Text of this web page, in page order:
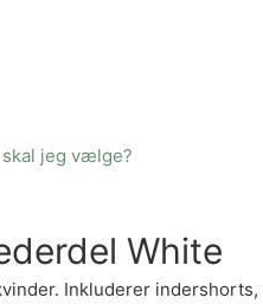
jeg vælge?
White
Inkluderer